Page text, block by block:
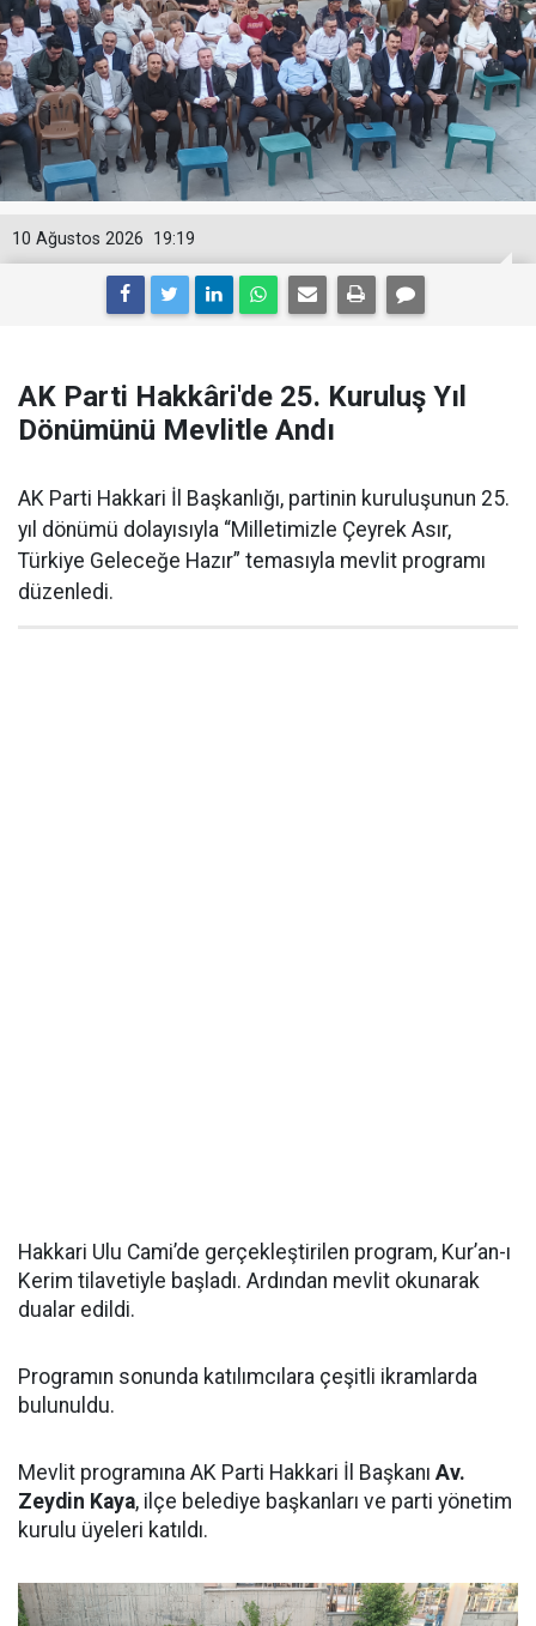
19:19
10 Ağustos 2026
AK Parti Hakkâri'de 25. Kuruluş Yıl
Dönümünü Mevlitle Andı
AK Parti Hakkari İl Başkanlığı, partinin kuruluşunun 25.
yıl dönümü dolayısıyla “Milletimizle Çeyrek Asır,
Türkiye Geleceğe Hazır” temasıyla mevlit programı
düzenledi.
Hakkari Ulu Cami’de gerçekleştirilen program, Kur’an-ı
Kerim tilavetiyle başladı. Ardından mevlit okunarak
dualar edildi.
Programın sonunda katılımcılara çeşitli ikramlarda
bulunuldu.
Mevlit programına AK Parti Hakkari İl Başkanı Av.
Zeydin Kaya, ilçe belediye başkanları ve parti yönetim
kurulu üyeleri katıldı.